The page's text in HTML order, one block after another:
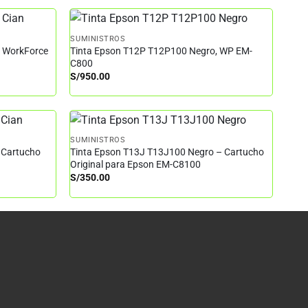
SUMINISTROS
Tinta Epson T12P T12P100 Negro, WP EM-
C800
S/950.00
SUMINISTROS
Tinta Epson T13J T13J100 Negro – Cartucho
Original para Epson EM-C8100
S/350.00